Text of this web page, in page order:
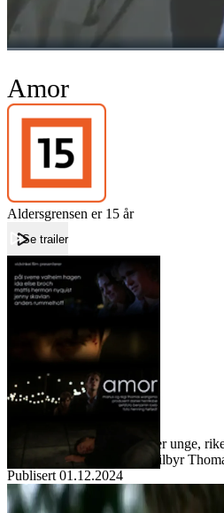
Amor
Aldersgrensen er 15 år
Se trailer
ForsideAmor
Amor
Forfatter:
Leverandør:
Norgesfilm AS
Alle er fornøyde. I en by der unge,
helst for å få det de vil ha, tilbyr
Publisert 01.12.2024